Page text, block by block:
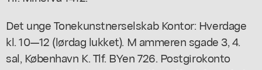
Det unge Tonekunstnerselskab Kontor: Hverdage
kl. 10—12 (lørdag lukket). M ammeren sgade 3, 4.
sal, København K. Tlf. BYen 726. Postgirokonto